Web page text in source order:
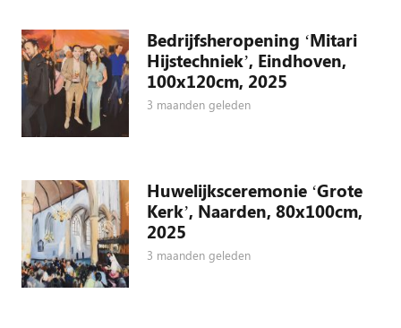
Bedrijfsheropening ‘Mitari
Hijstechniek’, Eindhoven,
100x120cm, 2025
3 maanden geleden
Huwelijksceremonie ‘Grote
Kerk’, Naarden, 80x100cm,
2025
3 maanden geleden